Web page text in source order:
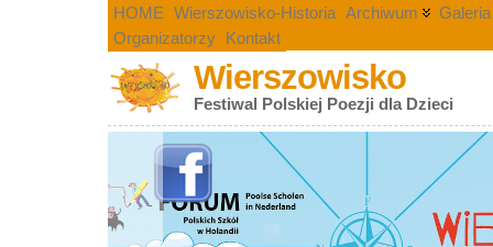
HOME Wierszowisko-Historia Archiwum
Galeria
Organizatorzy Kontakt
Wierszowisko
Festiwal Polskiej Poezji dla Dzieci